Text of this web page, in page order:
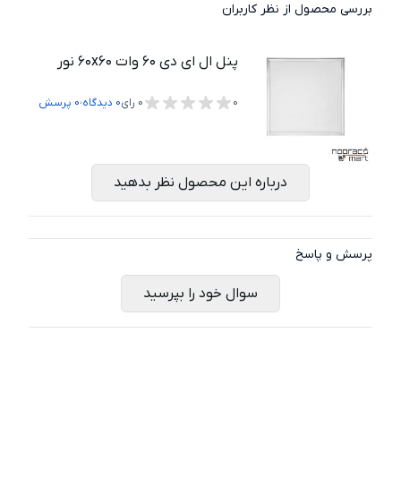
بررسی محصول از نظر کاربران
پنل ال ای دی ۶۰ وات ۶۰x۶۰ نور
0
0 رای0 دیدگاه،0 پرسش
درباره این محصول نظر بدهید
پرسش و پاسخ
سوال خود را بپرسید